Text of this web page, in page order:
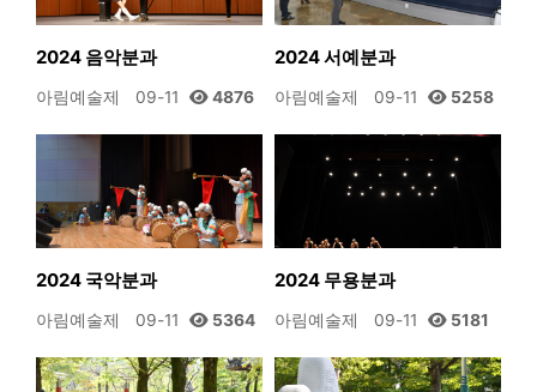
2024 음악분과
아림예술제 09-11 4876
2024 서예분과
아림예술제 09-11 5258
2024 국악분과
아림예술제 09-11 5364
2024 무용분과
아림예술제 09-11 5181